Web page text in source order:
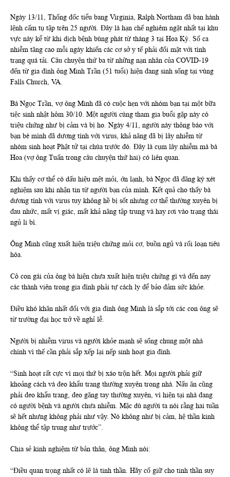
Ngày 13/11, Thống đốc tiểu bang Virginia, Ralph Northam đã ban hành
lệnh cấm tụ tập trên 25 người. Đây là hạn chế nghiêm ngặt nhất tại khu
vực này kể từ khi dịch bệnh bùng phát từ tháng 3 tại Hoa Kỳ. Số ca
nhiễm tăng cao mỗi ngày khiến các cơ sở y tế phải đối mặt với tình
trạng quá tải. Câu chuyện thứ ba từ những nạn nhân của COVID-19
đến từ gia đình ông Minh Trần (51 tuổi) hiện đang sinh sống tại vùng
Falls Church, VA.
Bà Ngọc Trần, vợ ông Minh đã có cuộc hẹn với nhóm bạn tại một bữa
tiệc sinh nhật hôm 30/10. Một người cùng tham gia buổi gặp này có
triệu chứng như bị cảm và bị ho. Ngày 4/11, người này thông báo với
bạn bè mình đã dương tính với virus, khả năng đã bị lây nhiễm từ
nhóm sinh hoạt Phật tử tại chùa trước đó. Đây là cụm lây nhiễm mà bà
Hoa (vợ ông Tuấn trong câu chuyện thứ hai) có liên quan.
Khi thấy cơ thể có dấu hiệu mệt mỏi, ớn lạnh, bà Ngọc đã đăng ký xét
nghiệm sau khi nhận tin từ người bạn của mình. Kết quả cho thấy bà
dương tính với virus tuy không hề bị sốt nhưng cơ thể thường xuyên bị
đau nhức, mất vị giác, mất khả năng tập trung và hay rơi vào trạng thái
ngủ li bì.
Ông Minh cũng xuất hiện triệu chứng mỏi cơ, buồn ngủ và rối loạn tiêu
hóa.
Cô con gái của ông bà hiện chưa xuất hiện triệu chứng gì và đến nay
các thành viên trong gia đình phải tự cách ly để bảo đảm sức khỏe.
Điều khó khăn nhất đối với gia đình ông Minh là sắp tới các con ông sẽ
từ trường đại học trở về nghỉ lễ.
Người bị nhiễm virus và người khỏe mạnh sẽ sống chung một nhà
chính vì thế cần phải sắp xếp lại nếp sinh hoạt gia đình.
“Sinh hoạt rất cực vì mọi thứ bị xáo trộn hết. Mọi người phải giữ
khoảng cách và đeo khẩu trang thường xuyên trong nhà. Nấu ăn cũng
phải đeo khẩu trang, đeo găng tay thường xuyên, vì hiện tại nhà đang
có người bệnh và người chưa nhiễm. Mặc dù người ta nói rằng hai tuần
sẽ hết nhưng không phải như vậy. Nó không như bị cảm, hệ thần kinh
không thể tập trung như trước”.
Chia sẻ kinh nghiệm từ bản thân, ông Minh nói:
“Điều quan trọng nhất có lẽ là tinh thần. Hãy cố giữ cho tinh thần suy